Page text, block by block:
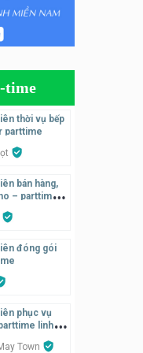
pha chế
ngọt
kế toán ca,
lương cao
Men Chill
đóng gói
time
thời vụ bếp
parttime
bán hàng,
– parttime,
đóng gói
phục vụ
linh
Town